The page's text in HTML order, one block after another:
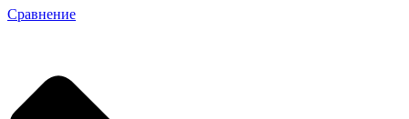
Сравнение